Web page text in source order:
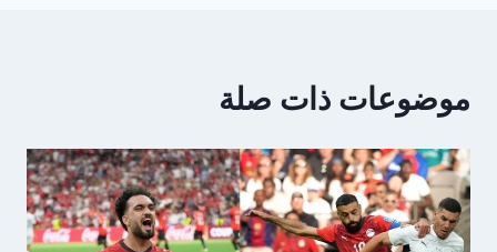
موضوعات ذات صلة